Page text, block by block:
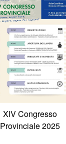
XIV Congresso
Provinciale 2025